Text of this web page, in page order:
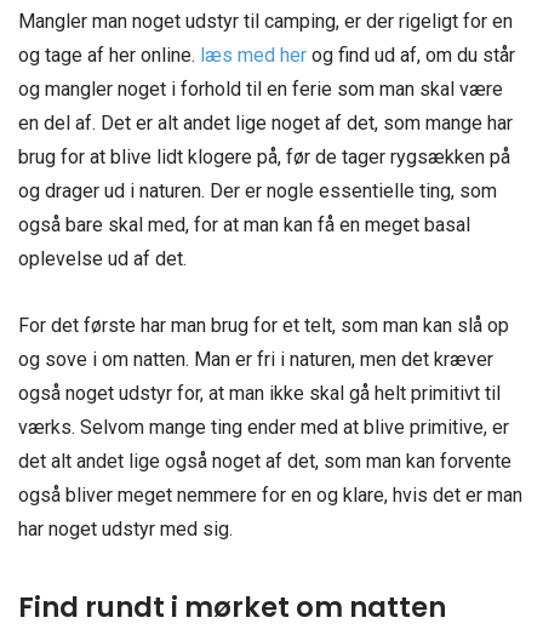
Mangler man noget udstyr til camping, er der rigeligt for en
og tage af her online. læs med her og find ud af, om du står
og mangler noget i forhold til en ferie som man skal være
en del af. Det er alt andet lige noget af det, som mange har
brug for at blive lidt klogere på, før de tager rygsækken på
og drager ud i naturen. Der er nogle essentielle ting, som
også bare skal med, for at man kan få en meget basal
oplevelse ud af det.
For det første har man brug for et telt, som man kan slå op
og sove i om natten. Man er fri i naturen, men det kræver
også noget udstyr for, at man ikke skal gå helt primitivt til
værks. Selvom mange ting ender med at blive primitive, er
det alt andet lige også noget af det, som man kan forvente
også bliver meget nemmere for en og klare, hvis det er man
har noget udstyr med sig.
Find rundt i mørket om natten